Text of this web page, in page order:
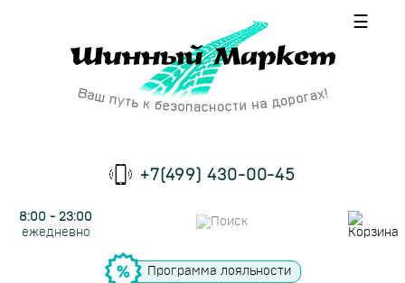
☰
+7(499) 430-00-45
8:00 - 23:00
ежедневно
Программа лояльности